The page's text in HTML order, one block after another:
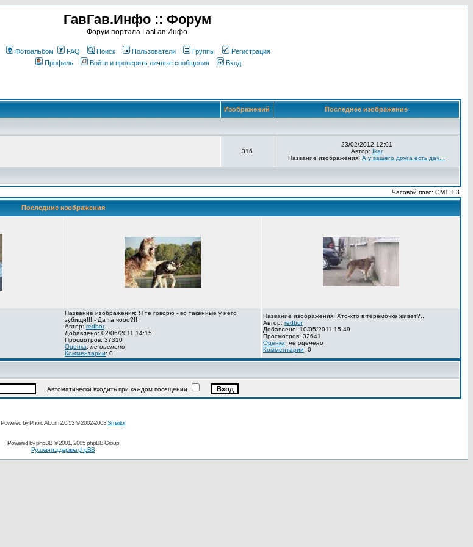
ГавГав.Инфо :: Форум
Форум портала ГавГав.Инфо
Фотоальбом FAQ Поиск Пользователи Группы
Регистрация
Профиль
Войти и проверить личные сообщения Вход
Изображений Последнее изображение
316
23/02/2012 12:01
Автор: Ikar
Название изображения: А у вашего друга есть дач...
Часовой пояс: GMT + 3
Последние изображения
Название изображения: Я те говорю - во такенные у него
зубищи!!! - Да та чооо?!!
Автор: redbor
Добавлено: 02/06/2011 14:15
Просмотров: 37310
Оценка: не оценено
Комментарии: 0
Название изображения: Хто-хто в теремочке живёт?..
Автор: redbor
Добавлено: 10/05/2011 15:49
Просмотров: 32641
Оценка: не оценено
Комментарии: 0
Автоматически входить при каждом посещении
Powered by Photo Album 2.0.53 © 2002-2003Smartor
Powered byphpBB© 2001, 2005 phpBB Group
Русская поддержка phpBB